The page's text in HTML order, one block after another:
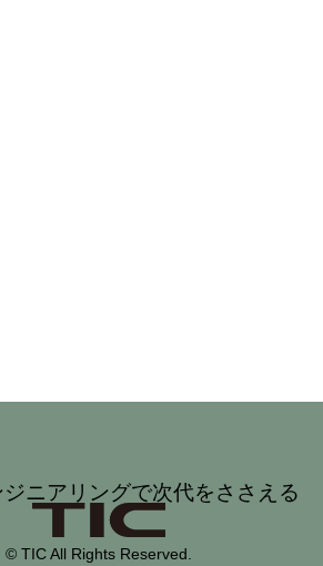
ニアリングで次代をささえる
© TIC All Rights Reserved.